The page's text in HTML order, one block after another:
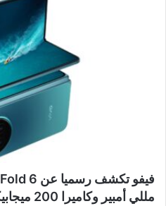
مللي أمبير وكاميرا 200 ميجابيكسل